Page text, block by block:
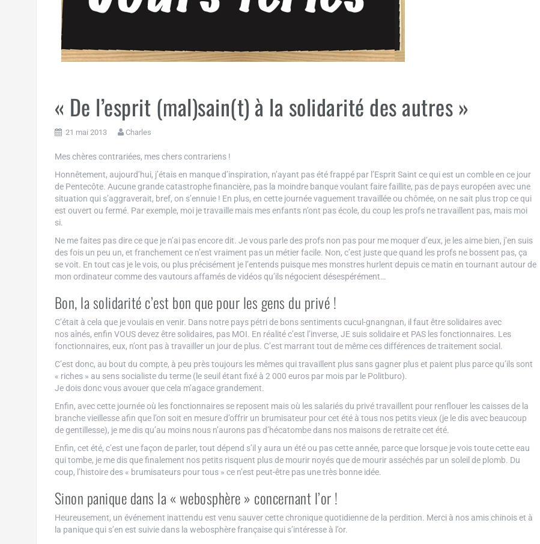
« De l’esprit (mal)sain(t) à la solidarité des autres »
21 mai 2013 Charles
Mes chères contrariées, mes chers contrariens !
Honnêtement, aujourd’hui, j’étais en manque d’inspiration, n’ayant pas été frappé par l’Esprit Saint ce qui est un comble en ce jour
de Pentecôte. Aucune grande catastrophe financière, pas la moindre banque voulant faire faillite, pas de pays européen avec une
situation qui s’aggraverait, bref, on s’ennuie ! En plus, en cette journée vaguement travaillée ou chômée, on ne sait plus trop ce qui
est ouvert ou fermé. Par exemple, moi je travaille mais mes enfants n’ont pas école, du coup les profs ne travaillent pas, mais moi
si.
Ne me faites pas dire ce que je n’ai pas encore dit. Je vous parle des profs non pas pour me moquer d’eux, je les aime bien, j’en suis
des fois un peu un, et franchement ce n’est vraiment pas un métier facile. Non, c’est juste que quand les profs ne bossent pas, ça
se voit. En tout cas je le vois, ou plus précisément je l’entends puisque mes monstres hurlent depuis ce matin en tournant autour de
mon ordinateur comme des vautours affamés de vidéos qu’ils négocient désespérément…
Bon, la solidarité c’est bon que pour les gens du privé !
C’était à cela que je voulais en venir. Dans notre pays pétri de bons sentiments cucul-gnangnan, il faut être solidaires avec
nos aînés, enfin VOUS devez être solidaires, pas MOI. En réalité c’est l’inverse, JE suis solidaire et PAS les fonctionnaires. Les
fonctionnaires, eux, n’ont pas à travailler un jour de plus. C’est marrant tout de même ces différences de traitement social.
C’est donc, au bout du compte, à peu près toujours les mêmes qui travaillent plus sans gagner plus et paient plus parce qu’ils sont
« riches » au sens socialiste du terme (le seuil étant fixé à 2 000 euros par mois par le Politburo).
Je dois donc vous avouer que cela m’agace grandement.
Enfin, avec cette journée où les fonctionnaires se reposent mais où les salariés du privé travaillent pour renflouer les caisses de la
branche vieillesse afin que l’on soit en mesure d’offrir un brumisateur pour cet été à tous nos petits vieux (je le dis avec beaucoup
de gentillesse), je me dis qu’au moins nous n’aurons pas d’hécatombe dans nos maisons de retraite cet été.
Enfin, cet été, c’est une façon de parler, tout dépend s’il y aura un été ou pas cette année, parce que lorsque je vois toute cette eau
qui tombe, je me dis que finalement nos petits risquent plus de mourir noyés que de mourir asséchés par un soleil de plomb. Du
coup, l’histoire des « brumisateurs pour tous » ce n’est peut-être pas une très bonne idée.
Sinon panique dans la « webosphère » concernant l’or !
Heureusement, un événement inattendu est venu sauver cette chronique quotidienne de la perdition. Merci à nos amis chinois et à
la panique qui s’en est suivie dans la webosphère française qui s’intéresse à l’or.